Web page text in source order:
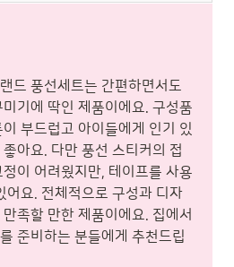
드 풍선세트는 간편하면서도
기에 딱인 제품이에요. 구성품
부드럽고 아이들에게 인기 있
아요. 다만 풍선 스티커의 접
이 어려웠지만, 테이프를 사용
어요. 전체적으로 구성과 디자
족할 만한 제품이에요. 집에서
준비하는 분들에게 추천드립